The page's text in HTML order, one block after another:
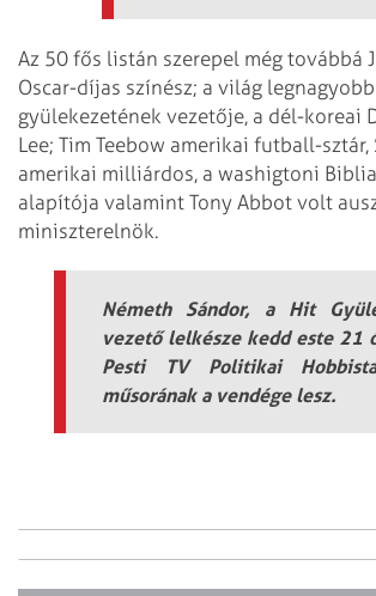
Az 50 fős listán szerepel még továbbá
Oscar-díjas színész; a világ
gyülekezetének vezetője, a dél-koreai
Lee; Tim Teebow amerikai futball-sztár,
amerikai milliárdos, a washigtoni
alapítója valamint Tony Abbot volt
miniszterelnök.
Németh Sándor, a Hit
vezető lelkésze kedd este 21
Pesti TV Politikai
műsorának a vendége lesz.